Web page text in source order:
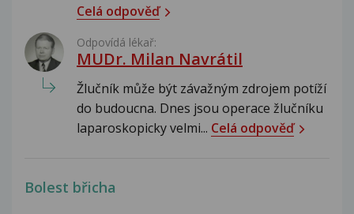
Celá odpověď
Odpovídá lékař:
MUDr. Milan Navrátil
Žlučník může být závažným zdrojem potíží
do budoucna. Dnes jsou operace žlučníku
laparoskopicky velmi... Celá odpověď
Bolest břicha